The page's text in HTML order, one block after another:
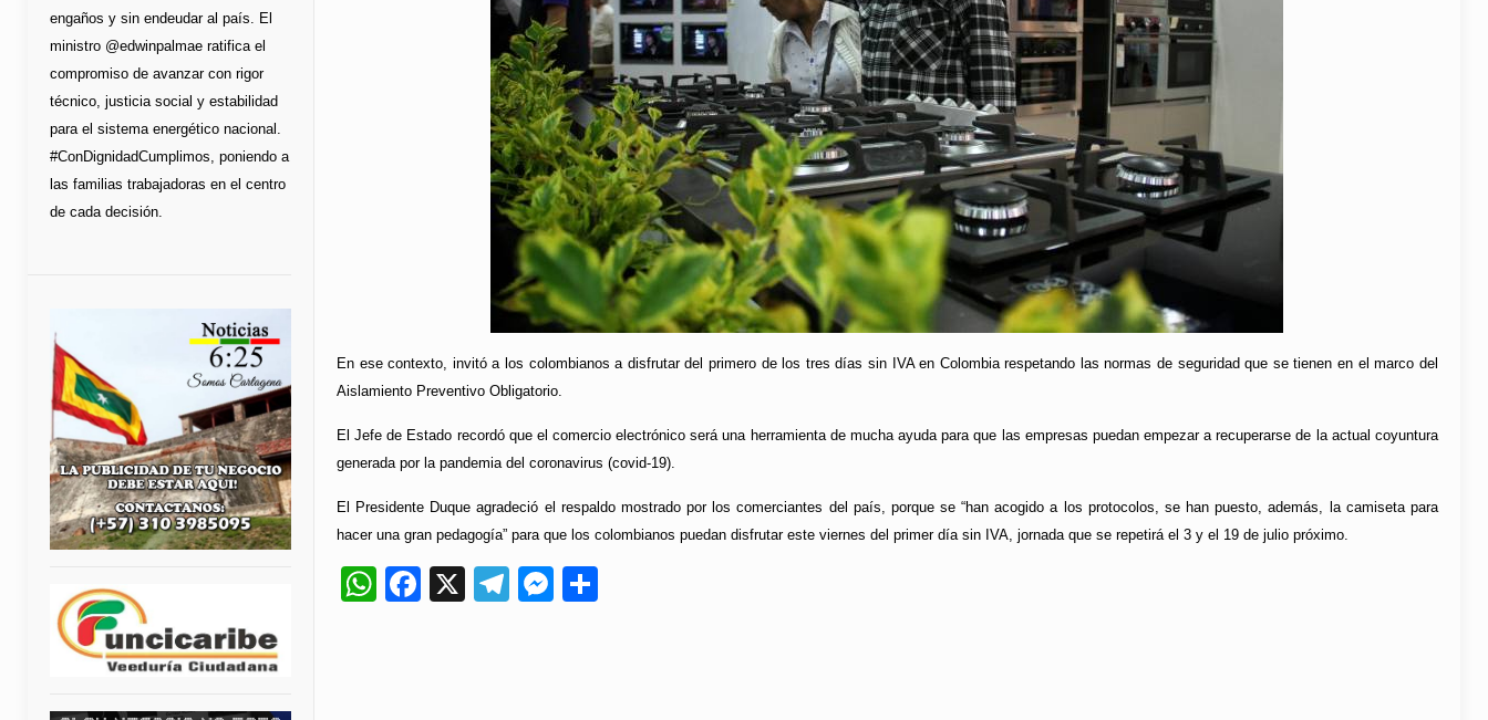
En ese contexto, invitó a los colombianos a disfrutar del primero de los tres días sin IVA en Colombia respetando las normas de seguridad que se tienen en el marco del
Aislamiento Preventivo Obligatorio.
El Jefe de Estado recordó que el comercio electrónico será una herramienta de mucha ayuda para que las empresas puedan empezar a recuperarse de la actual coyuntura
generada por la pandemia del coronavirus (covid-19).
El Presidente Duque agradeció el respaldo mostrado por los comerciantes del país, porque se “han acogido a los protocolos, se han puesto, además, la camiseta para
hacer una gran pedagogía” para que los colombianos puedan disfrutar este viernes del primer día sin IVA, jornada que se repetirá el 3 y el 19 de julio próximo.
WhatsApp
Facebook
X Telegram
Messenger
engaños y sin endeudar al país. El
ministro @edwinpalmae ratifica el
compromiso de avanzar con rigor
técnico, justicia social y estabilidad
para el sistema energético nacional.
#ConDignidadCumplimos, poniendo a
las familias trabajadoras en el centro
de cada decisión.